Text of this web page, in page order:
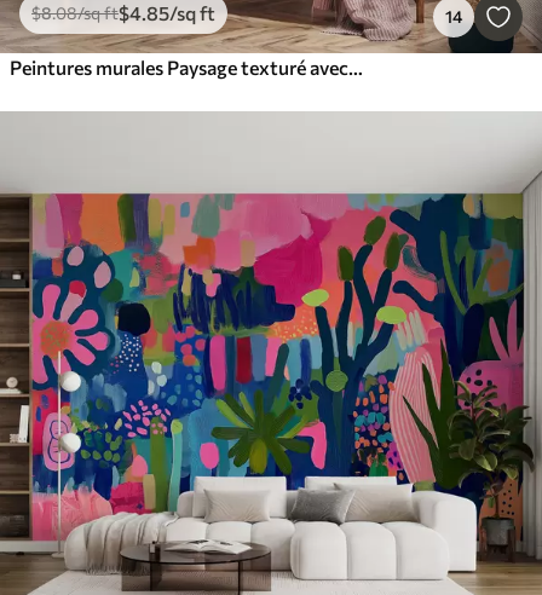
$8.08/sq ft$4.85/sq ft 14
Peintures murales Paysage texturé avec branche de cerisier en fleurs, feuilles roses, arrière-plan doux et brumeux